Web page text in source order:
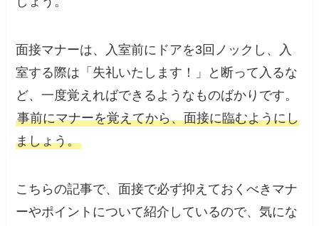
面接マナーは、入室前にドアを3回ノックし、入
室する際は「失礼いたします！」と断って入るな
ど、一度覚えればできるようなものばかりです。
事前にマナーを覚えてから、面接に臨むようにし
ましょう。
こちらの記事で、面接で必ず抑えておくべきマナ
ーやポイントについて紹介しているので、気にな